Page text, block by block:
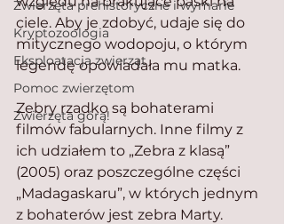
Zwierzęta prehistoryczne i wymarłe
Kryptozoologia
Eksploatacja zwierząt
Pomoc zwierzętom
Zwierzęta górą!
ciele. Aby je zdobyć, udaje się do
mitycznego wodopoju, o którym
legendę opowiadała mu matka.
Zebry rzadko są bohaterami
filmów fabularnych. Inne filmy z
ich udziałem to „Zebra z klasą”
(2005) oraz poszczególne części
„Madagaskaru”, w których jednym
z bohaterów jest zebra Marty.